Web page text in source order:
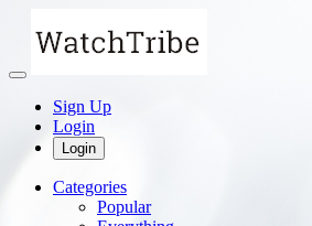
Sign Up
Login
Login
Categories
Popular